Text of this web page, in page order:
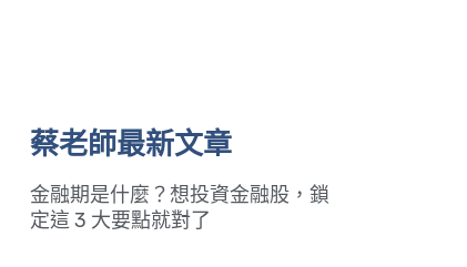
蔡老師最新文章
金融期是什麼？想投資金融股，鎖
定這 3 大要點就對了